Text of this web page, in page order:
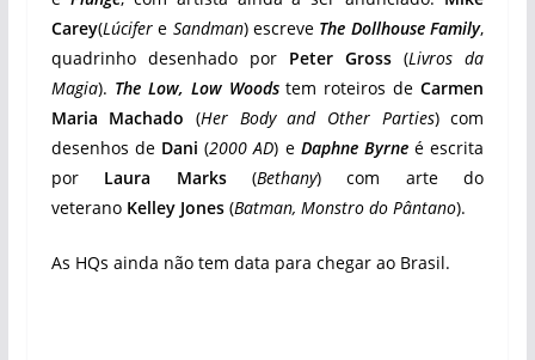
Carey(Lúcifere Sandman) escreve The Dollhouse Family,
quadrinho desenhado por Peter Gross (Livros da
Magia). The Low, Low Woods tem roteiros deCarmen
Maria Machado (Her Body and Other Parties) com
desenhos de Dani (2000 AD) e Daphne Byrne é escrita
por Laura Marks(Bethany) com arte do
veterano Kelley Jones(Batman, Monstro do Pântano).
As HQs ainda não tem data para chegar ao Brasil.